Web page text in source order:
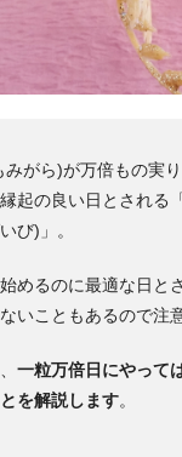
みがら)が万倍もの実
起の良い日とされる
び)」。
めるのに最適な日と
いこともあるので注
一粒万倍日にやって
を解説します。